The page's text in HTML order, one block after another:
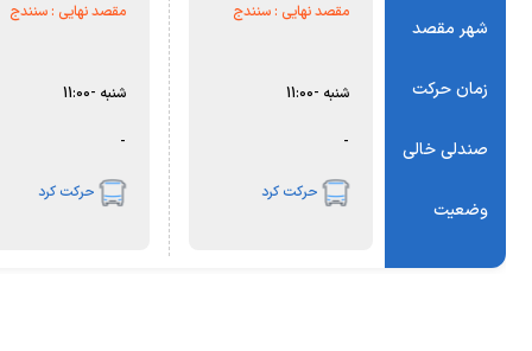
شهر مقصد
زمان حرکت
صندلی خالی
وضعیت
مقصد نهایی : سنندج
شنبه 11:00
حرکت کرد
مقصد نهایی : سنندج
شنبه 11:00
حرکت کرد